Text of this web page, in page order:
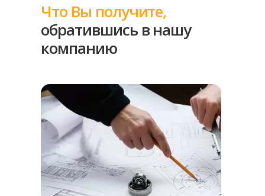
Что Вы получите,
обратившись в нашу
компанию